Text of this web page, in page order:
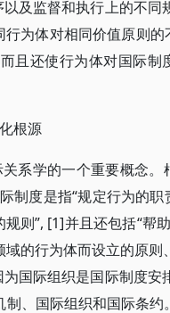
及监督和执行上的不同
为体对相同价值原则
且还使行为体对国际制
根源
系学的一个重要概念。
制度是指“规定行为的
则”, [1]并且还包括“帮
的行为体而设立的原则
国际组织是国际制度安
、国际组织和国际条